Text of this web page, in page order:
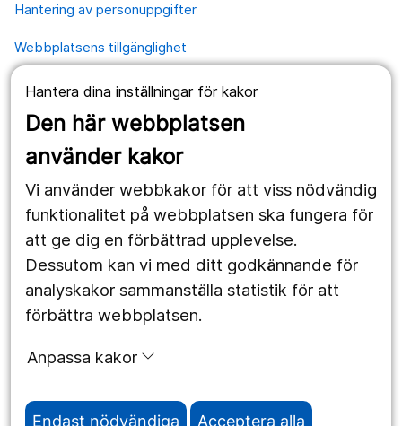
Hantera dina inställningar för kakor
Den här webbplatsen
använder kakor
Vi använder webbkakor för att viss nödvändig
funktionalitet på webbplatsen ska fungera för
att ge dig en förbättrad upplevelse.
Dessutom kan vi med ditt godkännande för
analyskakor sammanställa statistik för att
förbättra webbplatsen.
Anpassa kakor
Endast nödvändiga Acceptera alla
Hantering av personuppgifter
Webbplatsens tillgänglighet
Våra webbplatser
1177.se
Region Örebro län
Följ oss
Facebook